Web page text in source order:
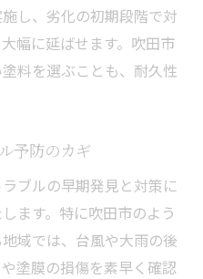
し、劣化の初期段階で対
幅に延ばせます。吹田市
料を選ぶことも、耐久性
予防のカギ
ブルの早期発見と対策に
ます。特に吹田市のよう
域では、台風や大雨の後
塗膜の損傷を素早く確認